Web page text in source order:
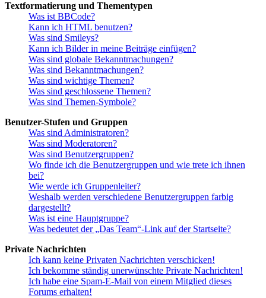
Textformatierung und Thementypen
Was ist BBCode?
Kann ich HTML benutzen?
Was sind Smileys?
Kann ich Bilder in meine Beiträge einfügen?
Was sind globale Bekanntmachungen?
Was sind Bekanntmachungen?
Was sind wichtige Themen?
Was sind geschlossene Themen?
Was sind Themen-Symbole?
Benutzer-Stufen und Gruppen
Was sind Administratoren?
Was sind Moderatoren?
Was sind Benutzergruppen?
Wo finde ich die Benutzergruppen und wie trete ich ihnen
bei?
Wie werde ich Gruppenleiter?
Weshalb werden verschiedene Benutzergruppen farbig
dargestellt?
Was ist eine Hauptgruppe?
Was bedeutet der „Das Team“-Link auf der Startseite?
Private Nachrichten
Ich kann keine Privaten Nachrichten verschicken!
Ich bekomme ständig unerwünschte Private Nachrichten!
Ich habe eine Spam-E-Mail von einem Mitglied dieses
Forums erhalten!